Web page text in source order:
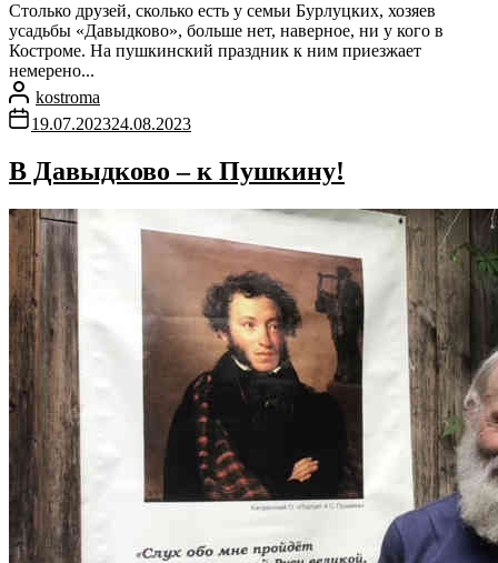
Столько друзей, сколько есть у семьи Бурлуцких, хозяев
усадьбы «Давыдково», больше нет, наверное, ни у кого в
Костроме. На пушкинский праздник к ним приезжает
немерено...
kostroma
19.07.202324.08.2023
В Давыдково – к Пушкину!